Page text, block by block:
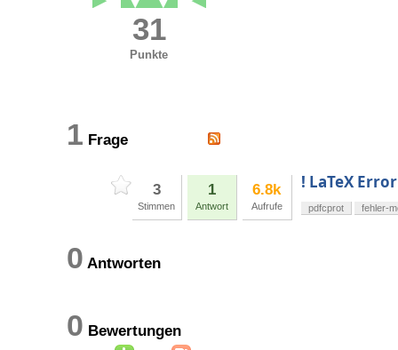
31
Punkte
1 Frage
3
Stimmen
1
Antwort
6.8k
Aufrufe
! LaTeX
pdfcprot fehler-
0 Antworten
0 Bewertungen